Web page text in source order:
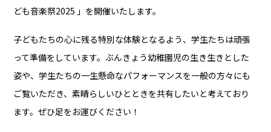
ども音楽祭2025 」を開催いたします。
子どもたちの心に残る特別な体験となるよう、学生たちは頑張
って準備をしています。ぶんきょう幼稚園児の生き生きとした
姿や、学生たちの一生懸命なパフォーマンスを一般の方々にも
ご覧いただき、素晴らしいひとときを共有したいと考えており
ます。ぜひ足をお運びください！